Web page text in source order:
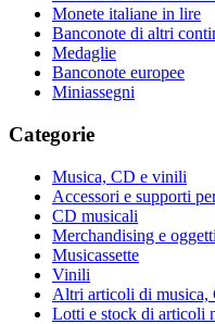
Monete italiane in lire
Banconote di altri
Medaglie
Banconote europee
Miniassegni
Categorie
Musica, CD e vinili
Accessori e supporti
CD musicali
Merchandising e
Musicassette
Vinili
Altri articoli di musica,
Lotti e stock di articoli